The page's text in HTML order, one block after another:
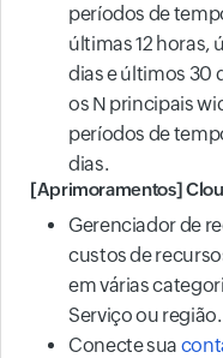
períodos de
últimas 12 horas,
dias e últimos 30
os N principais
períodos de
dias.
[Aprimoramentos]
Gerenciador de
custos de
em várias
Serviço ou região.
Conecte sua